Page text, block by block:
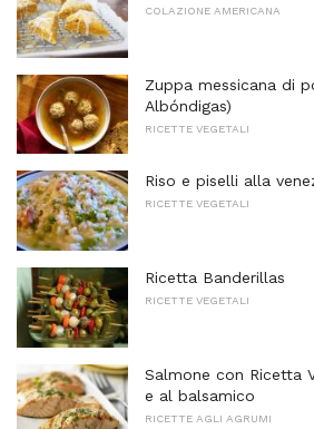
COLAZIONE AMERICANA
Zuppa messicana di
Albóndigas)
RICETTE VEGETALI
Riso e piselli alla
RICETTE VEGETALI
Ricetta Banderillas
RICETTE VEGETALI
Salmone con Ricetta
e al balsamico
RICETTE AGLI AGRUMI